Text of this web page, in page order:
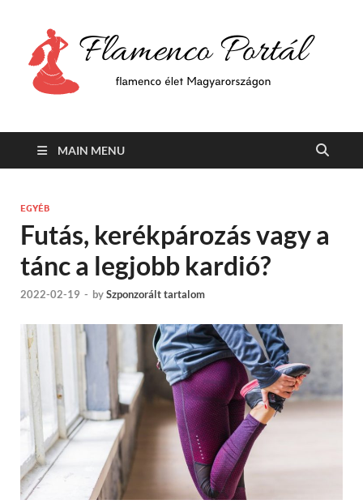
MAIN MENU
EGYÉB
Futás, kerékpározás vagy a
tánc a legjobb kardió?
2022-02-19 - bySzponzorált tartalom